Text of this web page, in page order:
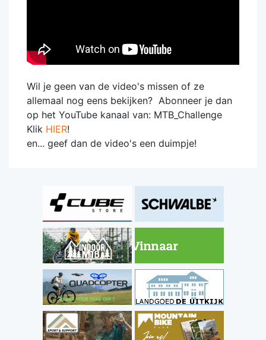
Wil je geen van de video's missen of ze
allemaal nog eens bekijken? Abonneer je dan
op het YouTube kanaal van: MTB_Challenge
Klik HIER!
en... geef dan de video's een duimpje!